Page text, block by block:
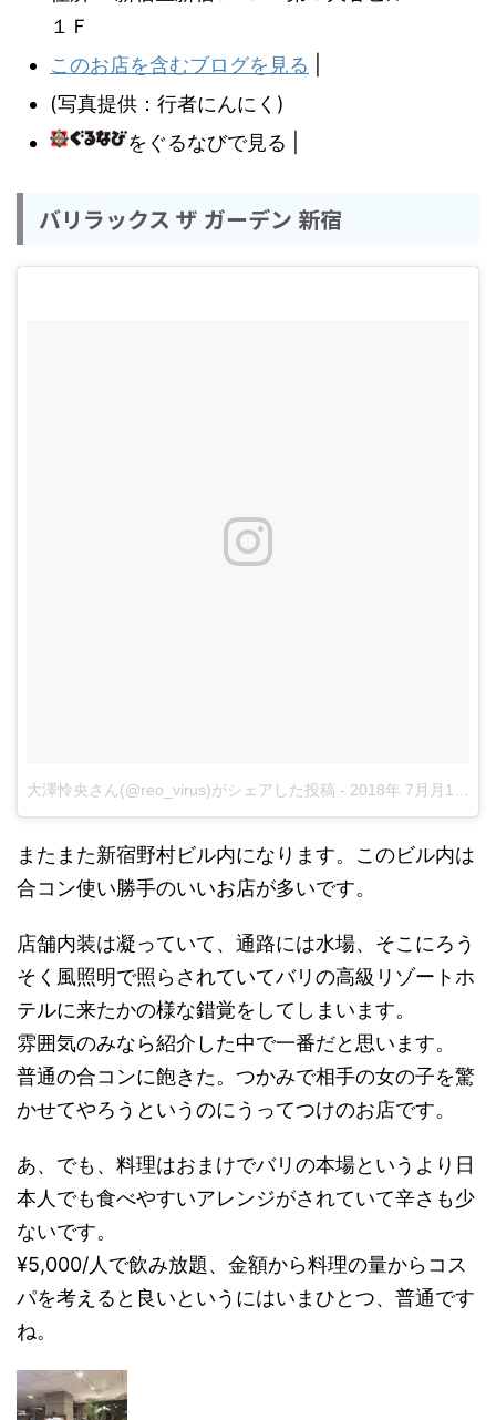
１Ｆ
このお店を含むブログを見る
(写真提供：行者にんにく)
をぐるなびで見る |
バリラックス ザ ガーデン 新宿
大澤怜央さん(@reo_virus)がシェアした投稿 - 2018年 7月月18日午前12時44分PDT
またまた新宿野村ビル内になります。このビル内は
合コン使い勝手のいいお店が多いです。
店舗内装は凝っていて、通路には水場、そこにろう
そく風照明で照らされていてバリの高級リゾートホ
テルに来たかの様な錯覚をしてしまいます。
雰囲気のみなら紹介した中で一番だと思います。
普通の合コンに飽きた。つかみで相手の女の子を驚
かせてやろうというのにうってつけのお店です。
あ、でも、料理はおまけでバリの本場というより日
本人でも食べやすいアレンジがされていて辛さも少
ないです。
¥5,000/人で飲み放題、金額から料理の量からコス
パを考えると良いというにはいまひとつ、普通です
ね。